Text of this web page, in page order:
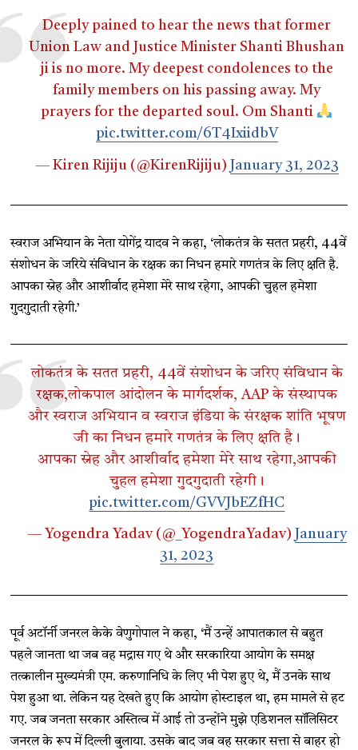
Deeply pained to hear the news that former
Union Law and Justice Minister Shanti Bhushan
ji is no more. My deepest condolences to the
family members on his passing away. My
prayers for the departed soul. Om Shanti
pic.twitter.com/6T4IxiidbV
— Kiren Rijiju (@KirenRijiju) January 31, 2023
स्वराज अभियान के नेता योगेंद्र यादव ने कहा, ‘लोकतंत्र के सतत प्रहरी, 44वें
संशोधन के जरिये संविधान के रक्षक का निधन हमारे गणतंत्र के लिए क्षति है.
आपका स्नेह और आशीर्वाद हमेशा मेरे साथ रहेगा, आपकी चुहल हमेशा
गुदगुदाती रहेगी.’
लोकतंत्र के सतत प्रहरी, 44वें संशोधन के जरिए संविधान के
रक्षक,लोकपाल आंदोलन के मार्गदर्शक, AAP के संस्थापक
और स्वराज अभियान व स्वराज इंडिया के संरक्षक शांति भूषण
जी का निधन हमारे गणतंत्र के लिए क्षति है।
आपका स्नेह और आशीर्वाद हमेशा मेरे साथ रहेगा,आपकी
चुहल हमेशा गुदगुदाती रहेगी।
pic.twitter.com/GVVJbEZfHC
— Yogendra Yadav (@_YogendraYadav)
January
31, 2023
पूर्व अटॉर्नी जनरल केके वेणुगोपाल ने कहा, ‘मैं उन्हें आपातकाल से बहुत
पहले जानता था जब वह मद्रास गए थे और सरकारिया आयोग के समक्ष
तत्कालीन मुख्यमंत्री एम. करुणानिधि के लिए भी पेश हुए थे, मैं उनके साथ
पेश हुआ था. लेकिन यह देखते हुए कि आयोग होस्टाइल था, हम मामले से हट
गए. जब जनता सरकार अस्तित्व में आई तो उन्होंने मुझे एडिशनल सॉलिसिटर
जनरल के रूप में दिल्ली बुलाया. उसके बाद जब वह सरकार सत्ता से बाहर हो